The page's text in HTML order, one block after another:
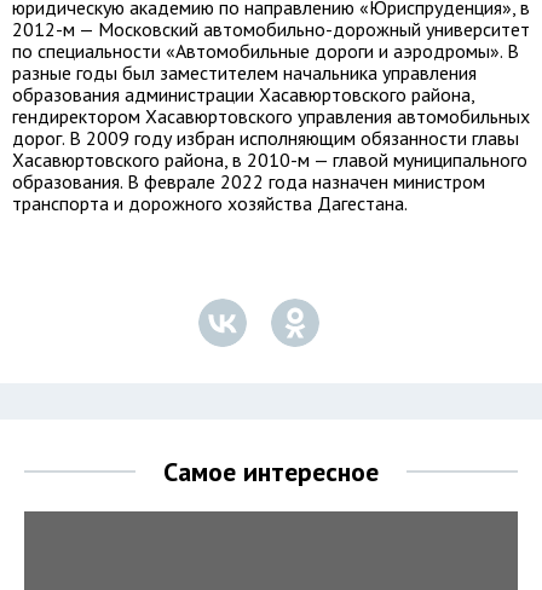
юридическую академию по направлению «Юриспруденция», в
2012-м — Московский автомобильно-дорожный университет
по специальности «Автомобильные дороги и аэродромы». В
разные годы был заместителем начальника управления
образования администрации Хасавюртовского района,
гендиректором Хасавюртовского управления автомобильных
дорог. В 2009 году избран исполняющим обязанности главы
Хасавюртовского района, в 2010-м — главой муниципального
образования. В феврале 2022 года назначен министром
транспорта и дорожного хозяйства Дагестана.
Самое интересное